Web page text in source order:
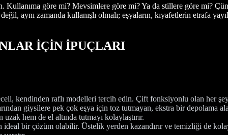
göre mi? Mevsimlere göre mi? Ya da stillere göre mi?
aynı zamanda kullanışlı olmalı; eşyaların, kıyafetlerin etrafa
İÇİN İPUÇLARI
kendinden raflı modelleri tercih edin. Çift fonksiyonlu olan her
giysilere pek çok eşya için toz tutmayan, ekstra bir depolama
hem de el altında tutmayı kolaylaştırır.
bir çözüm olabilir. Üstelik yerden kazandırır ve temizliği de